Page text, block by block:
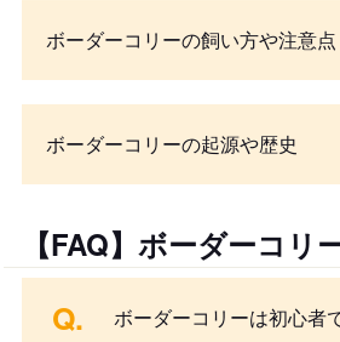
ボーダーコリーの飼い方や注意点
ボーダーコリーの起源や歴史
【FAQ】ボーダーコ
Q. ボーダーコリーは初心者